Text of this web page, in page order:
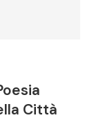
Città